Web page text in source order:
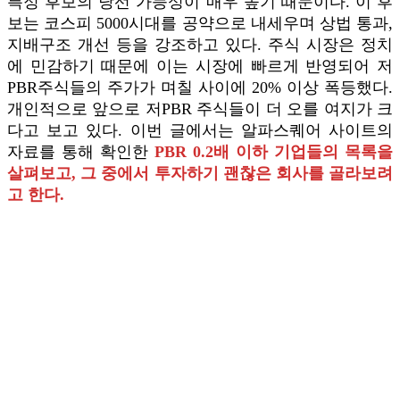
보는 코스피 5000시대를 공약으로 내세우며 상법 통과,
지배구조 개선 등을 강조하고 있다. 주식 시장은 정치
에 민감하기 때문에 이는 시장에 빠르게 반영되어 저
PBR주식들의 주가가 며칠 사이에 20% 이상 폭등했다.
개인적으로 앞으로 저PBR 주식들이 더 오를 여지가 크
다고 보고 있다. 이번 글에서는 알파스퀘어 사이트의
자료를 통해 확인한 PBR 0.2배 이하 기업들의 목록을
살펴보고, 그 중에서 투자하기 괜찮은 회사를 골라보려
고 한다.